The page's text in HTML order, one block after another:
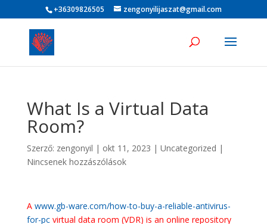
+36309826505 zengonyilijaszat@gmail.com
What Is a Virtual Data
Room?
Szerző: zengonyil | okt 11, 2023 | Uncategorized |
Nincsenek hozzászólások
A www.gb-ware.com/how-to-buy-a-reliable-antivirus-
for-pcvirtual data room (VDR) is an online repository